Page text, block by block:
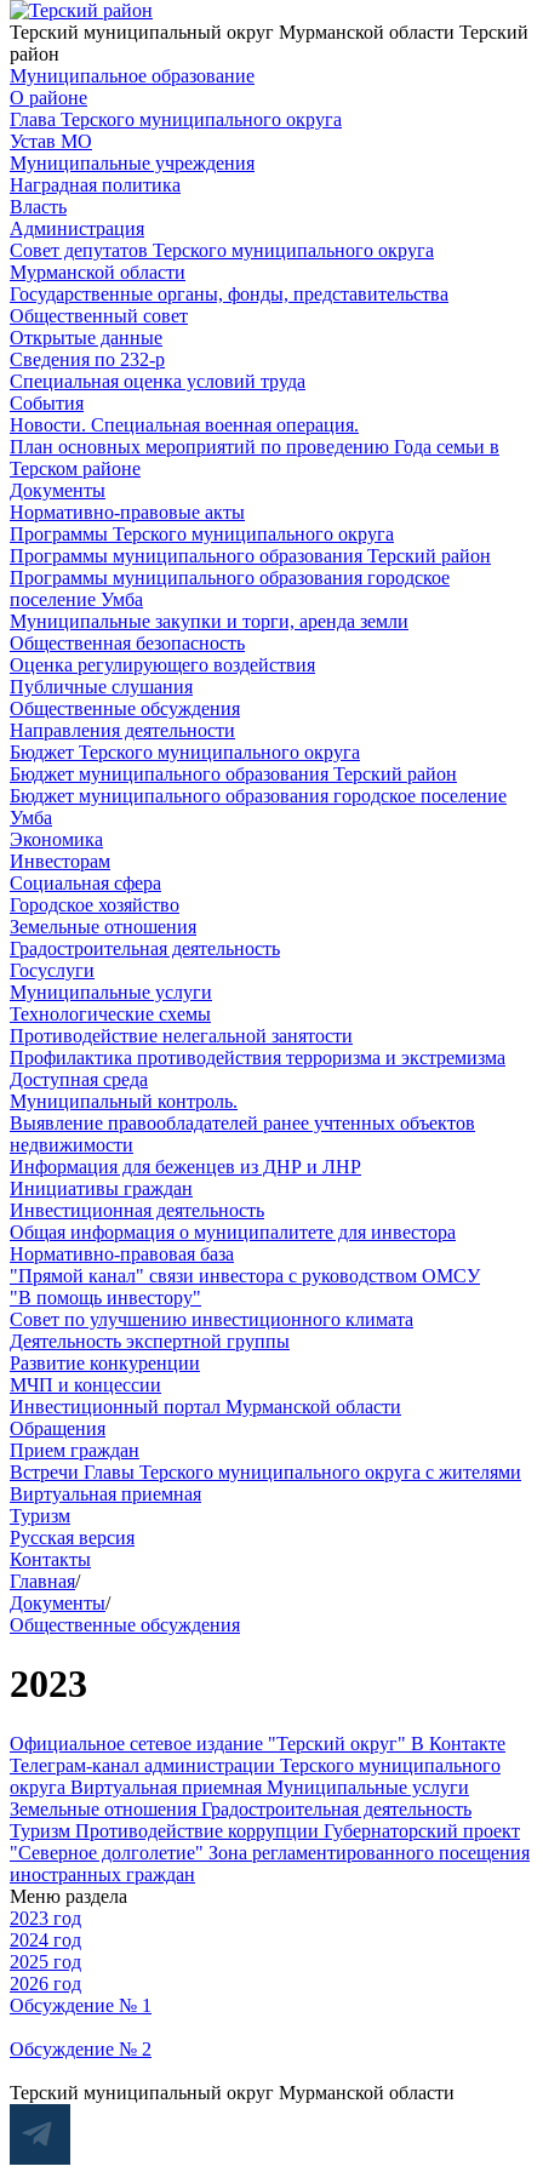
Терский муниципальный округ Мурманской области Терский
район
Муниципальное образование
О районе
Глава Терского муниципального округа
Устав МО
Муниципальные учреждения
Наградная политика
Власть
Администрация
Совет депутатов Терского муниципального округа
Мурманской области
Государственные органы, фонды, представительства
Общественный совет
Открытые данные
Сведения по 232-р
Специальная оценка условий труда
События
Новости. Специальная военная операция.
План основных мероприятий по проведению Года семьи в
Терском районе
Документы
Нормативно-правовые акты
Программы Терского муниципального округа
Программы муниципального образования Терский район
Программы муниципального образования городское
поселение Умба
Муниципальные закупки и торги, аренда земли
Общественная безопасность
Оценка регулирующего воздействия
Публичные слушания
Общественные обсуждения
Направления деятельности
Бюджет Терского муниципального округа
Бюджет муниципального образования Терский район
Бюджет муниципального образования городское поселение
Умба
Экономика
Инвесторам
Социальная сфера
Городское хозяйство
Земельные отношения
Градостроительная деятельность
Госуслуги
Муниципальные услуги
Технологические схемы
Противодействие нелегальной занятости
Профилактика противодействия терроризма и экстремизма
Доступная среда
Муниципальный контроль.
Выявление правообладателей ранее учтенных объектов
недвижимости
Информация для беженцев из ДНР и ЛНР
Инициативы граждан
Инвестиционная деятельность
Общая информация о муниципалитете для инвестора
Нормативно-правовая база
"Прямой канал" связи инвестора с руководством ОМСУ
"В помощь инвестору"
Совет по улучшению инвестиционного климата
Деятельность экспертной группы
Развитие конкуренции
МЧП и концессии
Инвестиционный портал Мурманской области
Обращения
Прием граждан
Встречи Главы Терского муниципального округа с жителями
Виртуальная приемная
Туризм
Русская версия
Контакты
Главная/
Документы/
Общественные обсуждения
2023
Официальное сетевое издание "Терский округ" В Контакте
Телеграм-канал администрации Терского муниципального
округа Виртуальная приемная Муниципальные услуги
Земельные отношения Градостроительная деятельность
Туризм Противодействие коррупции Губернаторский проект
"Северное долголетие" Зона регламентированного посещения
иностранных граждан
Меню раздела
2023 год
2024 год
2025 год
2026 год
Обсуждение № 1
Обсуждение № 2
Терский муниципальный округ Мурманской области